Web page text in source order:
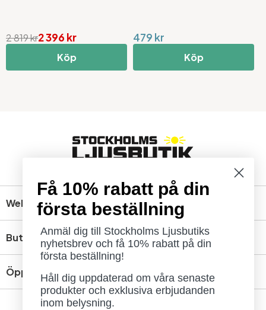
2 396 kr
2 819 kr
Köp
479 kr
Köp
Webbshop
Butik
Öppettider
Få 10% rabatt på din
första beställning
Anmäl dig till Stockholms Ljusbutiks
nyhetsbrev och få 10% rabatt på din
första beställning!
Håll dig uppdaterad om våra senaste
produkter och exklusiva erbjudanden
inom belysning.